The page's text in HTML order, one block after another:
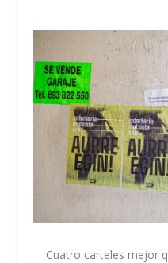
Cuatro carteles mejor